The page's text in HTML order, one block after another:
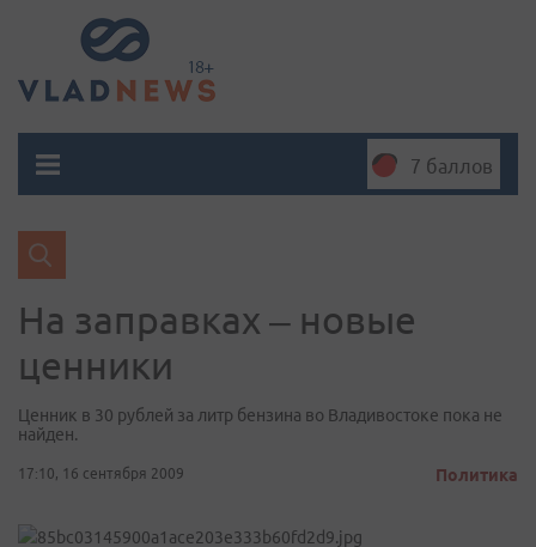
7 баллов
На заправках – новые
ценники
Ценник в 30 рублей за литр бензина во Владивостоке пока не
найден.
17:10, 16 сентября 2009 Политика